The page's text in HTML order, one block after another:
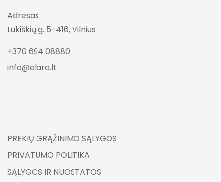
Adresas
Lukiškių g. 5-416, Vilnius
+370 694 08880
info@elara.lt
PREKIŲ GRĄŽINIMO SĄLYGOS
PRIVATUMO POLITIKA
SĄLYGOS IR NUOSTATOS